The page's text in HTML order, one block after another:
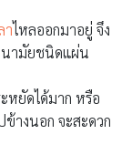
าไหลออกมาอยู่ จึง
นามัยชนิดแผ่น
หยัดได้มาก หรือ
ข้างนอก จะสะดวก